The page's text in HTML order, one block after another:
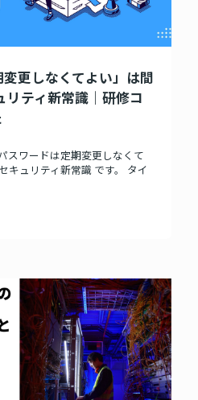
変更しなくてよい」は間
リティ新常識｜研修コ
スワードは定期変更しなくて
キュリティ新常識 です。 タイ